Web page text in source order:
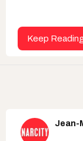
Keep
Jean-